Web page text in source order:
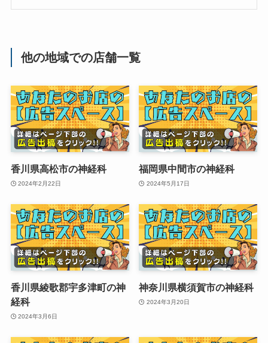
他の地域での店舗一覧
香川県高松市の神経科
2024年2月22日
福岡県中間市の神経科
2024年5月17日
香川県綾歌郡宇多津町の神
経科
2024年3月6日
神奈川県横須賀市の神経科
2024年3月20日